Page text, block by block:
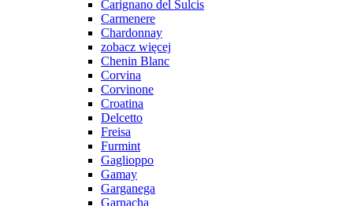
Carignano del Sulcis
Carmenere
Chardonnay
zobacz więcej
Chenin Blanc
Corvina
Corvinone
Croatina
Delcetto
Freisa
Furmint
Gaglioppo
Gamay
Garganega
Garnacha